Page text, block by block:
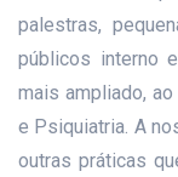
palestras,
públicos interno
mais ampliado,
e Psiquiatria. A
outras práticas